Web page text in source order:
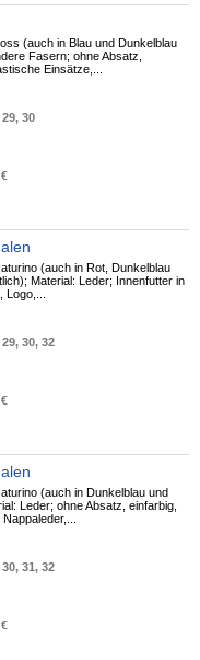
(auch in Blau und Dunkelblau
Fasern; ohne Absatz,
Einsätze,...
30
(auch in Rot, Dunkelblau
Material: Leder; Innenfutter in
30, 32
(auch in Dunkelblau und
Leder; ohne Absatz, einfarbig,
31, 32